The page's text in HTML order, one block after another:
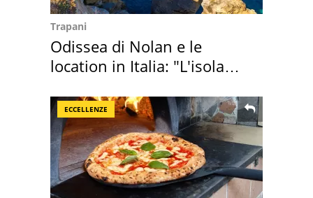
Trapani
Odissea di Nolan e le
location in Italia: "L'isola
ECCELLENZE